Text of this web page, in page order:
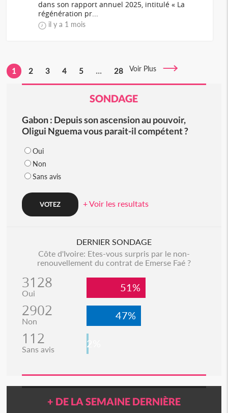
dans son rapport annuel 2025, intitulé « La
régénération pr...
il y a 1 mois
1 2 3 4 5 ... 28 Voir Plus
SONDAGE
Gabon : Depuis son ascension au pouvoir,
Oligui Nguema vous parait-il compétent ?
Oui
Non
Sans avis
+ Voir les resultats
DERNIER SONDAGE
Côte d'Ivoire: Etes-vous surpris par le non-
renouvellement du contrat de Emerse Faé ?
3128
Oui 51%
2902
Non 47%
112
Sans avis 2%
+ DE LA SEMAINE DERNIÈRE